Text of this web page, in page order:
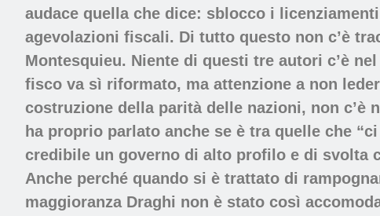
audace quella che dice: sblocco i
agevolazioni fiscali. Di tutto questo non c’è
Montesquieu. Niente di questi tre autori c’è
fisco va sì riformato, ma attenzione a non
costruzione della parità delle nazioni, non c’è
ha proprio parlato anche se è tra quelle che
credibile un governo di alto profilo e di svolta
Anche perché quando si è trattato di
maggioranza Draghi non è stato così